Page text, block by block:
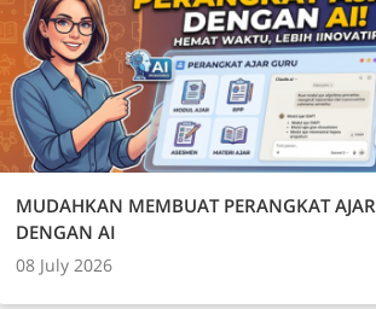
MUDAHKAN MEMBUAT PERANGKAT AJAR
DENGAN AI
08 July 2026